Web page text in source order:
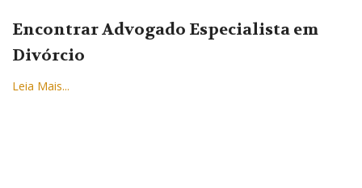
Encontrar Advogado Especialista em
Divórcio
Leia Mais...